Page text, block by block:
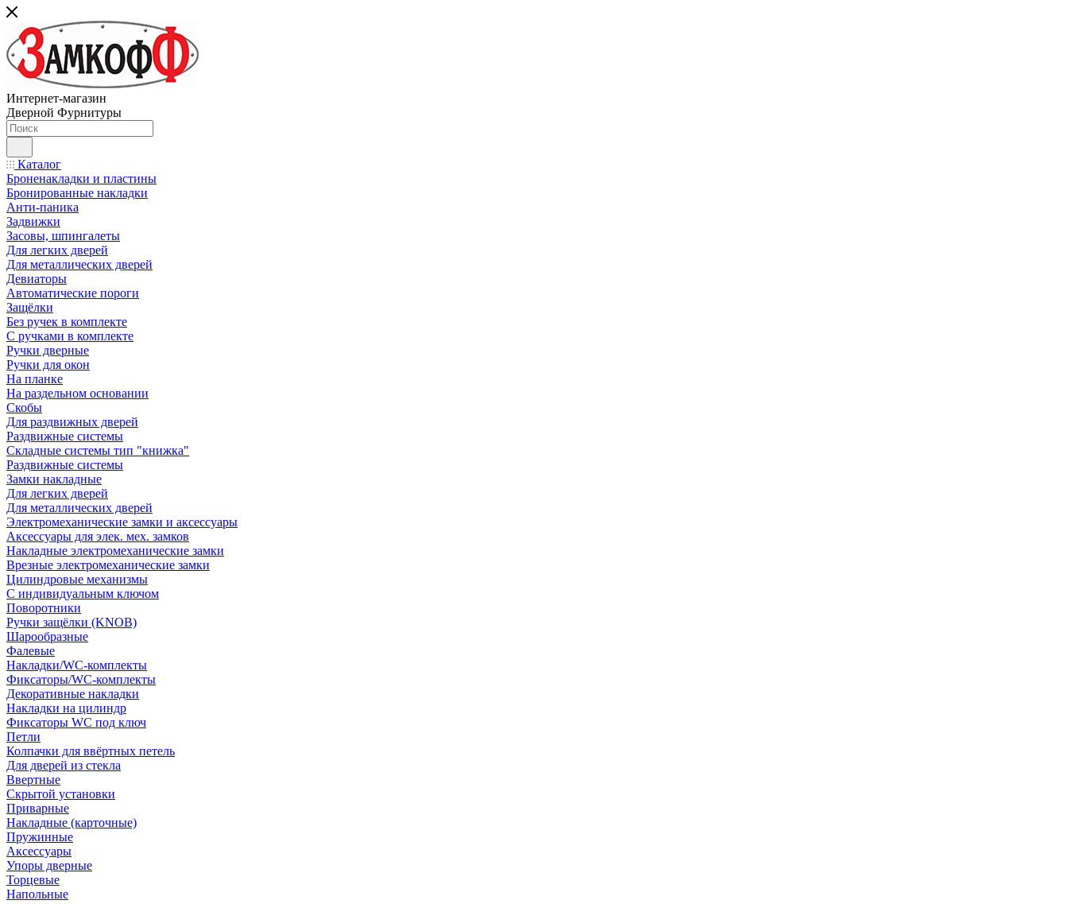
Интернет-магазин
Дверной Фурнитуры
Каталог
Броненакладки и пластины
Бронированные накладки
Анти-паника
Задвижки
Засовы, шпингалеты
Для легких дверей
Для металлических дверей
Девиаторы
Автоматические пороги
Защёлки
Без ручек в комплекте
С ручками в комплекте
Ручки дверные
Ручки для окон
На планке
На раздельном основании
Скобы
Для раздвижных дверей
Раздвижные системы
Складные системы тип "книжка"
Раздвижные системы
Замки накладные
Для легких дверей
Для металлических дверей
Электромеханические замки и аксессуары
Аксессуары для элек. мех. замков
Накладные электромеханические замки
Врезные электромеханические замки
Цилиндровые механизмы
С индивидуальным ключом
Поворотники
Ручки защёлки (KNOB)
Шарообразные
Фалевые
Накладки/WC-комплекты
Фиксаторы/WC-комплекты
Декоративные накладки
Накладки на цилиндр
Фиксаторы WC под ключ
Петли
Колпачки для ввёртных петель
Для дверей из стекла
Ввертные
Скрытой установки
Приварные
Накладные (карточные)
Пружинные
Аксессуары
Упоры дверные
Торцевые
Напольные